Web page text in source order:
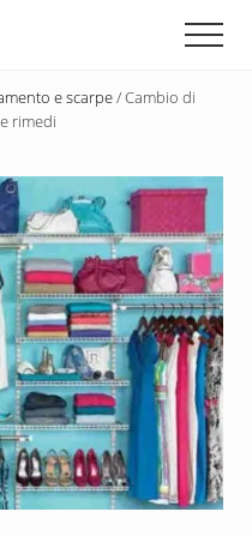
e scarpe/Cambio di
rimedi